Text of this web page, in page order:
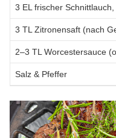
3 EL frischer
3 TL Zitronensaft (nach
2–3 TL Worcestersauce
Salz & Pfeffer